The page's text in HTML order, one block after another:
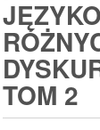
TOM 2